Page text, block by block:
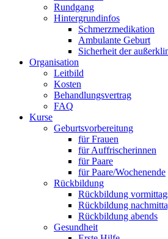
Rundgang
Hintergrundinfos
Schmerzmedikation
Ambulante Geburt
Sicherheit der
Organisation
Leitbild
Kosten
Behandlungsvertrag
FAQ
Kurse
Geburtsvorbereitung
für Frauen
für Auffrischerinnen
für Paare
für Paare/Wochenende
Rückbildung
Rückbildung
Rückbildung
Rückbildung abends
Gesundheit